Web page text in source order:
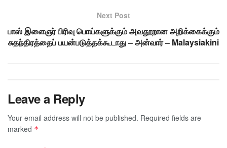
Next Post
பாஸ் இளைஞர் பிரிவு பொய்களுக்கும் அவதூறான அறிக்கைக்கும்
சுதந்திரத்தைப் பயன்படுத்தக்கூடாது – அன்வார் – Malaysiakini
Leave a Reply
Your email address will not be published. Required fields are
marked *